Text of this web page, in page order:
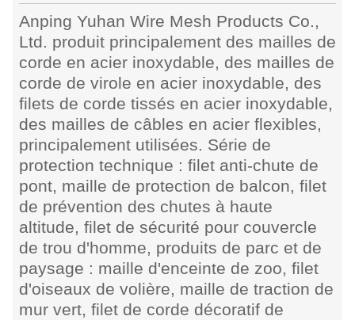
Anping Yuhan Wire Mesh Products Co.,
Ltd. produit principalement des mailles de
corde en acier inoxydable, des mailles de
corde de virole en acier inoxydable, des
filets de corde tissés en acier inoxydable,
des mailles de câbles en acier flexibles,
principalement utilisées. Série de
protection technique : filet anti-chute de
pont, maille de protection de balcon, filet
de prévention des chutes à haute
altitude, filet de sécurité pour couvercle
de trou d'homme, produits de parc et de
paysage : maille d'enceinte de zoo, filet
d'oiseaux de volière, maille de traction de
mur vert, filet de corde décoratif de